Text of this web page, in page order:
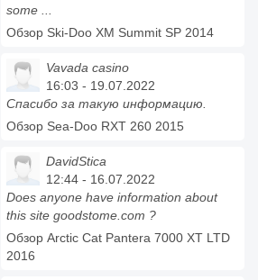
some ...
Обзор Ski-Doo XM Summit SP 2014
Vavada casino
16:03 - 19.07.2022
Спасибо за такую информацию.
Обзор Sea-Doo RXT 260 2015
DavidStica
12:44 - 16.07.2022
Does anyone have information about
this site goodstome.com ?
Обзор Arctic Cat Pantera 7000 XT LTD
2016